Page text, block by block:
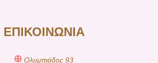
ΕΠΙΚΟΙΝΩΝΙΑ
Ολυμπιάδος 93